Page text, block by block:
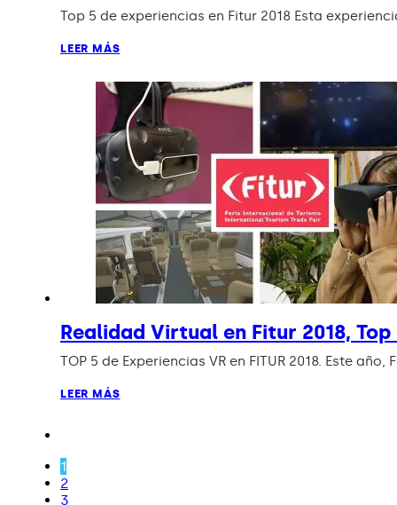
Top 5 de experiencias en Fitur 2018 Esta
LEER MÁS
Realidad Virtual en Fitur 2018,
TOP 5 de Experiencias VR en FITUR 2018. Este
LEER MÁS
1
2
3